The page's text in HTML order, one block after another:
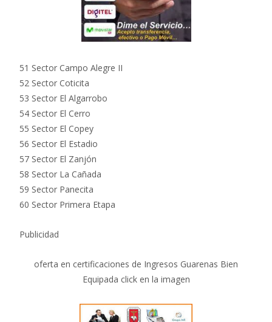
51 Sector Campo Alegre II
52 Sector Coticita
53 Sector El Algarrobo
54 Sector El Cerro
55 Sector El Copey
56 Sector El Estadio
57 Sector El Zanjón
58 Sector La Cañada
59 Sector Panecita
60 Sector Primera Etapa
Publicidad
oferta en certificaciones de Ingresos Guarenas Bien
Equipada click en la imagen